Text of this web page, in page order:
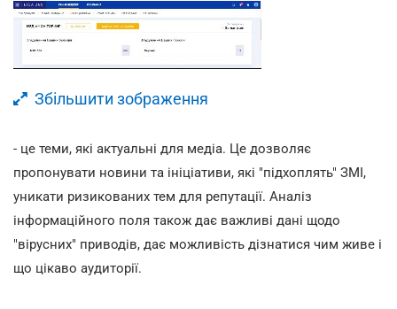
Збільшити зображення
- це теми, які актуальні для медіа. Це дозволяє
пропонувати новини та ініціативи, які "підхоплять" ЗМІ,
уникати ризикованих тем для репутації. Аналіз
інформаційного поля також дає важливі дані щодо
"вірусних" приводів, дає можливість дізнатися чим живе і
що цікаво аудиторії.